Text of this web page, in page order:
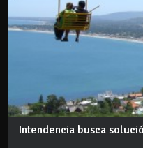
Intendencia busca